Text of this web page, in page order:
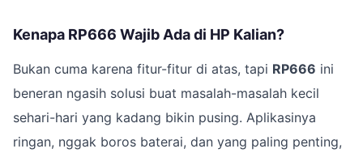
Kenapa RP666 Wajib Ada di HP Kalian?
Bukan cuma karena fitur-fitur di atas, tapi RP666 ini
beneran ngasih solusi buat masalah-masalah kecil
sehari-hari yang kadang bikin pusing. Aplikasinya
ringan, nggak boros baterai, dan yang paling penting,